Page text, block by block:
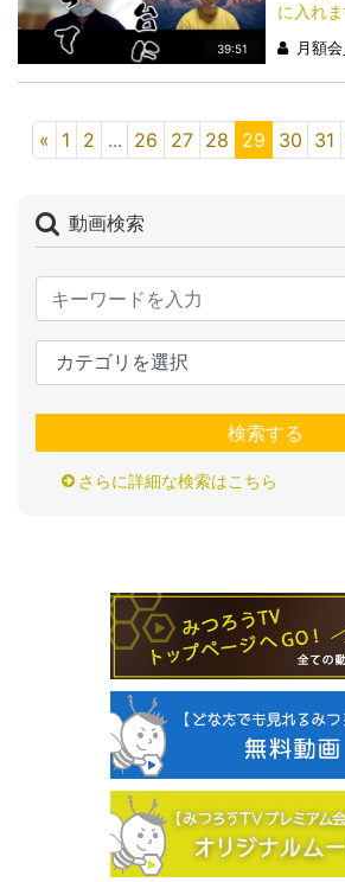
39:51
に入れま
月額
« 1 2 ... 26 27 28 29 30 31
動画検索
検索する
さらに詳細な検索はこちら